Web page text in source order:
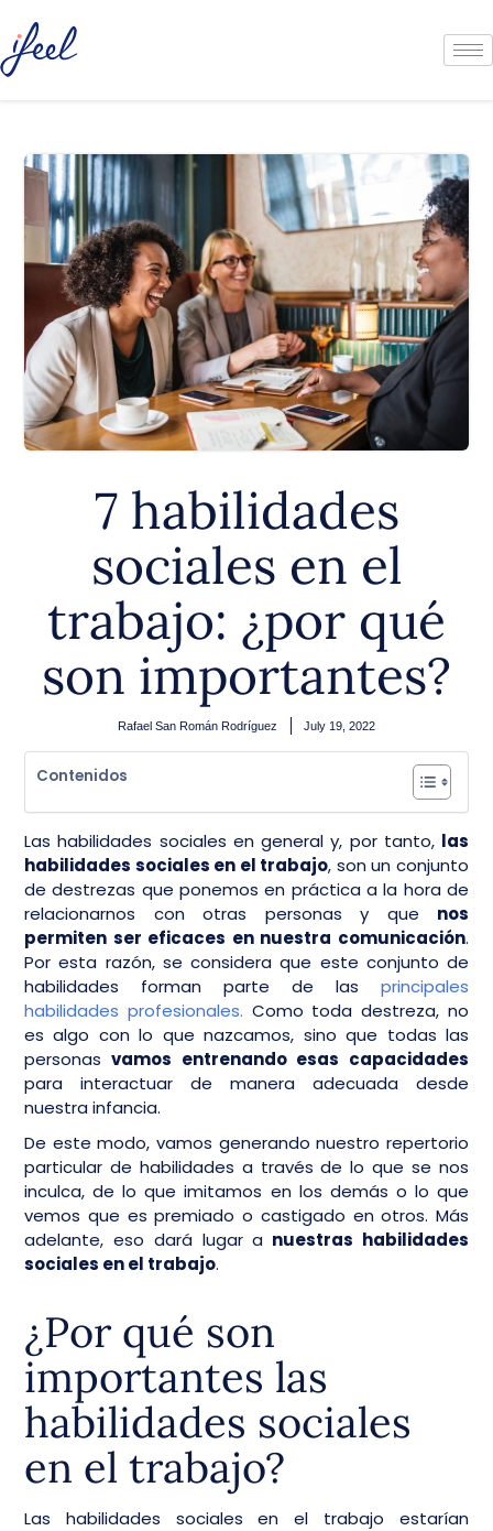
7 habilidades
sociales en el
trabajo: ¿por qué
son importantes?
Rafael San Román Rodríguez July 19, 2022
Contenidos
Las habilidades sociales en general y, por tanto, las
habilidades sociales en el trabajo, son un conjunto
de destrezas que ponemos en práctica a la hora de
relacionarnos con otras personas y que nos
permiten ser eficaces en nuestra comunicación.
Por esta razón, se considera que este conjunto de
habilidades forman parte de las principales
habilidades profesionales. Como toda destreza, no
es algo con lo que nazcamos, sino que todas las
personas vamos entrenando esas capacidades
para interactuar de manera adecuada desde
nuestra infancia.
De este modo, vamos generando nuestro repertorio
particular de habilidades a través de lo que se nos
inculca, de lo que imitamos en los demás o lo que
vemos que es premiado o castigado en otros. Más
adelante, eso dará lugar a nuestras habilidades
sociales en el trabajo.
¿Por qué son
importantes las
habilidades sociales
en el trabajo?
Las habilidades sociales en el trabajo estarían